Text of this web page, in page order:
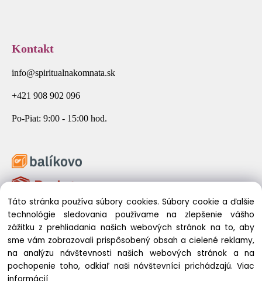
Kontakt
info@spiritualnakomnata.sk
+421 908 902 096
Po-Piat: 9:00 - 15:00 hod.
© 2026 Spirituálna Komnata. Všetky práva vyhradené.
Táto stránka používa súbory cookies. Súbory cookie a ďalšie
technológie sledovania používame na zlepšenie vášho
zážitku z prehliadania našich webových stránok na to, aby
sme vám zobrazovali prispôsobený obsah a cielené reklamy,
na analýzu návštevnosti našich webových stránok a na
pochopenie toho, odkiaľ naši návštevníci prichádzajú.Viac